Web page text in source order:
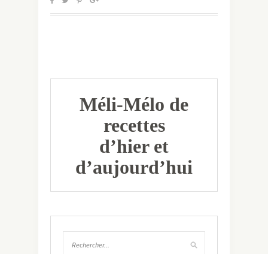
Méli-Mélo de
recettes
d’hier et
d’aujourd’hui